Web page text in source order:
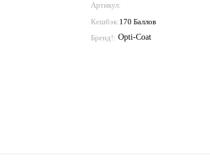
Артикул:
Кешбэк:170 Баллов
Бренд!: Opti-Coat